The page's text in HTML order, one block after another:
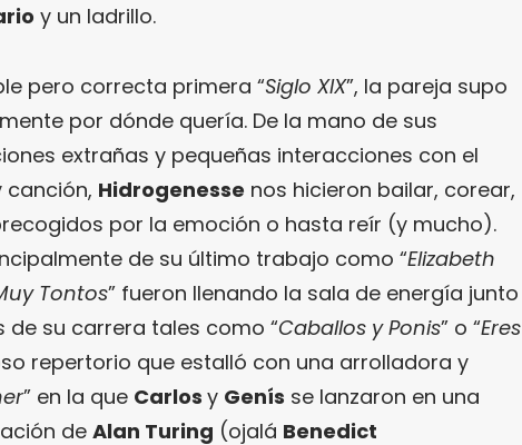
y un ladrillo.
pero correcta primera “Siglo XIX”, la pareja supo
por dónde quería. De la mano de sus
extrañas y pequeñas interacciones con el
canción, Hidrogenesse nos hicieron bailar, corear,
por la emoción o hasta reír (y mucho).
de su último trabajo como “Elizabeth
Tontos” fueron llenando la sala de energía junto
su carrera tales como “Caballos y Ponis” o “Eres
repertorio que estalló con una arrolladora y
” en la que Carlos y Genís se lanzaron en una
de Alan Turing (ojalá Benedict